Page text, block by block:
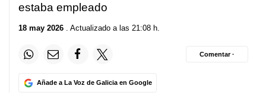
estaba empleado
18 may 2026 . Actualizado a las 21:08 h.
Añade a La Voz de Galicia en Google
Comentar ·